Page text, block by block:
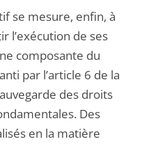
se mesure, enfin, à
l’exécution de ses
composante du
par l’article 6 de la
des droits
Des
en la matière